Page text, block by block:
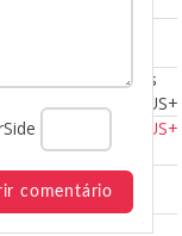
Projetos
ERASMUS+
ERASMUS+
KA 121
KA121
2023/27